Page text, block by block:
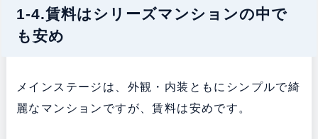
1-4.賃料はシリーズマンションの中で
も安め
メインステージは、外観・内装ともにシンプルで綺
麗なマンションですが、賃料は安めです。